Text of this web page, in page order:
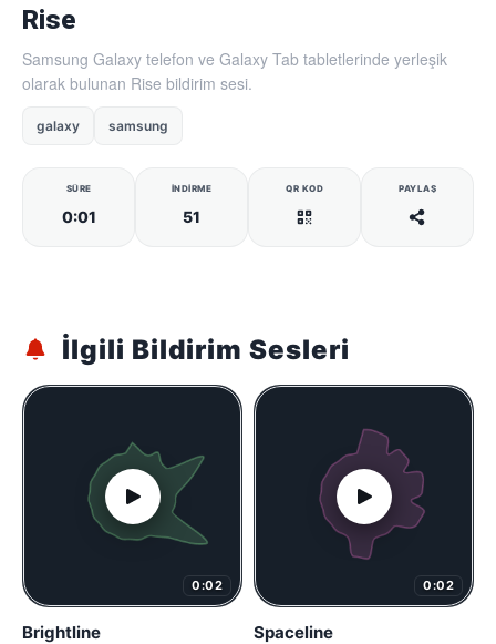
Rise
Samsung Galaxy telefon ve Galaxy Tab tabletlerinde yerleşik
olarak bulunan Rise bildirim sesi.
galaxy samsung
SÜRE
0:01
İNDIRME
51
QR KOD PAYLAŞ
İlgili Bildirim Sesleri
0:02
Brightline
0:02
Spaceline